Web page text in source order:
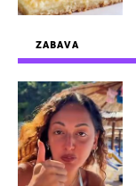
ZABAVA